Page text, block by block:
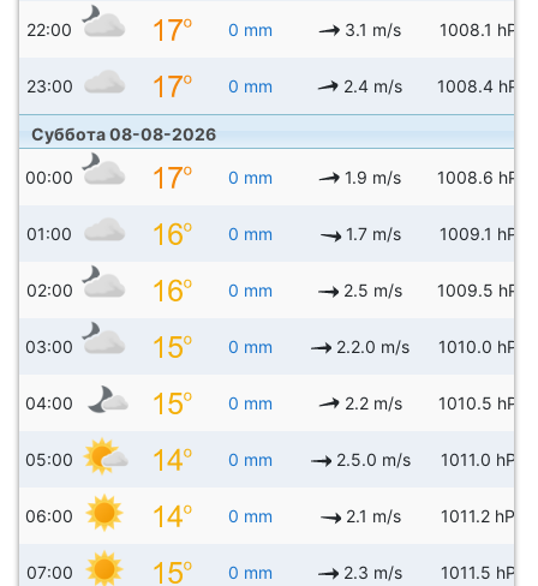
22:00 0 mm 3.1 m/s 1008.1 hPa
23:00 0 mm 2.4 m/s 1008.4 hPa
Суббота 08-08-2026
00:00 0 mm 1.9 m/s 1008.6 hPa
01:00 0 mm 1.7 m/s 1009.1 hPa
02:00 0 mm 2.5 m/s 1009.5 hPa
03:00 0 mm 2.2.0 m/s 1010.0 hPa
04:00 0 mm 2.2 m/s 1010.5 hPa
05:00 0 mm 2.5.0 m/s 1011.0 hPa
06:00 0 mm 2.1 m/s 1011.2 hPa
07:00 0 mm 2.3 m/s 1011.5 hPa